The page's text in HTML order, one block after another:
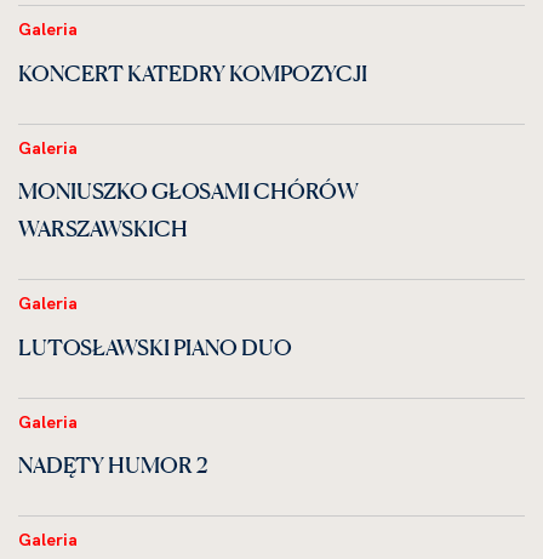
Galeria
KONCERT KATEDRY KOMPOZYCJI
Galeria
MONIUSZKO GŁOSAMI CHÓRÓW
WARSZAWSKICH
Galeria
LUTOSŁAWSKI PIANO DUO
Galeria
NADĘTY HUMOR 2
Galeria